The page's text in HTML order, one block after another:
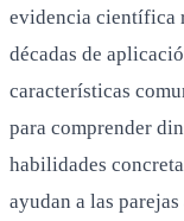
evidencia científica
décadas de
características
para comprender
habilidades
ayudan a las